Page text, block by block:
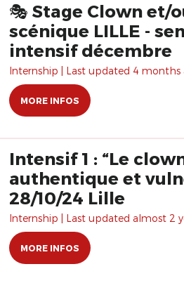
🎭 Stage Clown et/
scénique LILLE -
intensif décembre
Internship | Last updated 4 months
MORE INFOS
Intensif 1 : “Le
authentique et
28/10/24 Lille
Internship | Last updated almost 2
MORE INFOS